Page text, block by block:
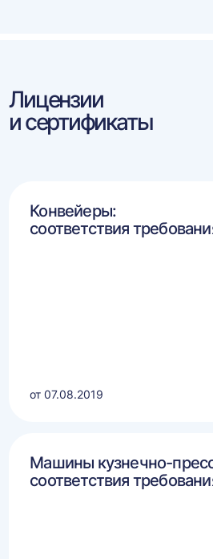
Лицензии
и сертификаты
Конвейеры:
соответствия
от 07.08.2019
Машины кузнечно-
соответствия